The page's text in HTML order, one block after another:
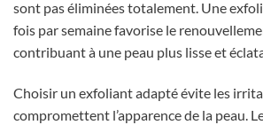
sont pas éliminées totalement. Une
fois par semaine favorise le
contribuant à une peau plus lisse et
Choisir un exfoliant adapté évite les
compromettent l’apparence de la peau.